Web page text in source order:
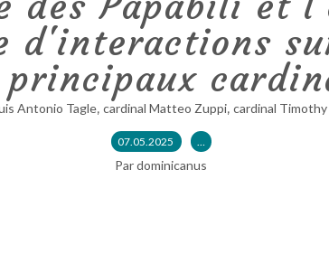
d'interactions
principaux
Antonio Tagle, cardinal Matteo Zuppi, cardinal Timothy
07.05.2025 …
Par dominicanus